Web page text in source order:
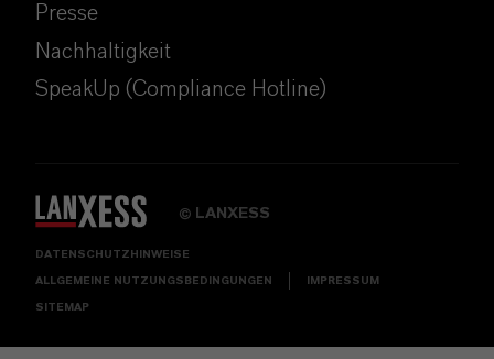
Presse
Nachhaltigkeit
SpeakUp (Compliance Hotline)
© LANXESS
DATENSCHUTZHINWEISE
ALLGEMEINE NUTZUNGSBEDINGUNGEN IMPRESSUM
SITEMAP